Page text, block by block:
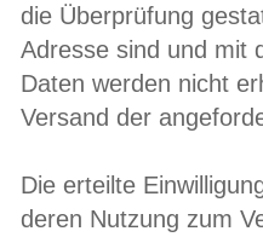
die Überprüfung
Adresse sind und mit
Daten werden nicht
Versand der
Die erteilte
deren Nutzung zum